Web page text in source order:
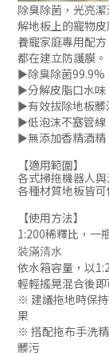
除臭除菌，光亮
解地板上的寵物
養寵家庭專用配
都在建立防護膜 。
►除臭除菌99.9%
►分解皮脂口水味
►有效拔除地板髒
►低泡沫不塞管線
►無添加香精酒精
【適用範圍】
各式掃拖機器人
各種材質地板皆可
【使用方法】
1:200稀釋比，一
裝滿清水
依水箱容量，以
輕輕搖晃混合後
※ 建議拖地時保
果
※ 搭配拖布手洗
髒污